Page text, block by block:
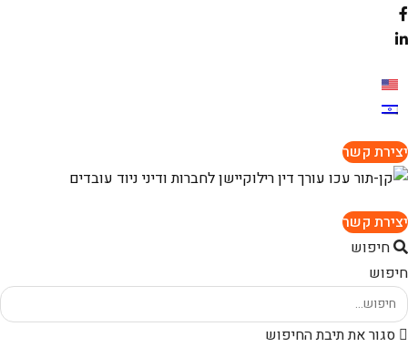
יצירת קשר
יצירת קשר
חיפוש
חיפוש
סגור את תיבת החיפוש